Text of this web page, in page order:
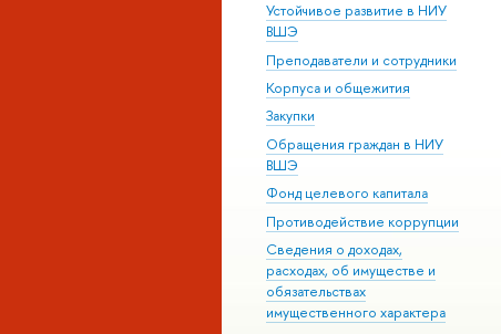
Устойчивое развитие в НИУ
ВШЭ
Преподаватели и сотрудники
Корпуса и общежития
Закупки
Обращения граждан в НИУ
ВШЭ
Фонд целевого капитала
Противодействие коррупции
Сведения о доходах,
расходах, об имуществе и
обязательствах
имущественного характера